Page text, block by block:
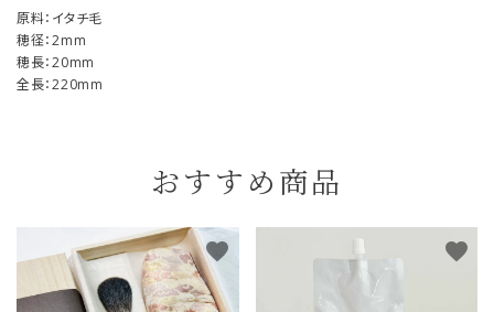
原料：イタチ毛
穂径：2mm
穂長：20mm
全長：220mm
おすすめ商品
favorite favorite